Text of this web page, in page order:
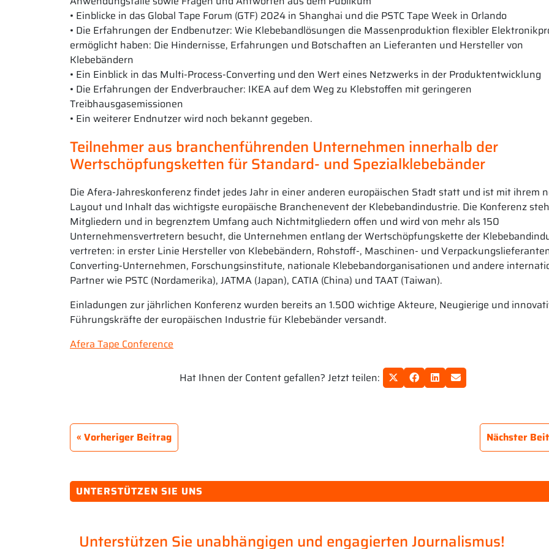
• Einblicke in das Global Tape Forum (GTF) 2024 in Shanghai und die PSTC Tape Week in Orlando
• Die Erfahrungen der Endbenutzer: Wie Klebebandlösungen die Massenproduktion flexibler
ermöglicht haben: Die Hindernisse, Erfahrungen und Botschaften an Lieferanten und Hersteller von
Klebebändern
• Ein Einblick in das Multi-Process-Converting und den Wert eines Netzwerks in der Produktentwicklung
• Die Erfahrungen der Endverbraucher: IKEA auf dem Weg zu Klebstoffen mit geringeren
Treibhausgasemissionen
• Ein weiterer Endnutzer wird noch bekannt gegeben.
Teilnehmer aus branchenführenden Unternehmen innerhalb der
Wertschöpfungsketten für Standard- und Spezialklebebänder
Die Afera-Jahreskonferenz findet jedes Jahr in einer anderen europäischen Stadt statt und ist mit ihrem
Layout und Inhalt das wichtigste europäische Branchenevent der Klebebandindustrie. Die Konferenz
Mitgliedern und in begrenztem Umfang auch Nichtmitgliedern offen und wird von mehr als 150
Unternehmensvertretern besucht, die Unternehmen entlang der Wertschöpfungskette der
vertreten: in erster Linie Hersteller von Klebebändern, Rohstoff-, Maschinen- und
Converting-Unternehmen, Forschungsinstitute, nationale Klebebandorganisationen und andere
Partner wie PSTC (Nordamerika), JATMA (Japan), CATIA (China) und TAAT (Taiwan).
Einladungen zur jährlichen Konferenz wurden bereits an 1.500 wichtige Akteure, Neugierige und
Führungskräfte der europäischen Industrie für Klebebänder versandt.
Afera Tape Conference
Hat Ihnen der Content gefallen? Jetzt teilen:
Vorheriger Beitrag Nächster
UNTERSTÜTZEN SIE UNS
Unterstützen Sie unabhängigen und engagierten Journalismus!